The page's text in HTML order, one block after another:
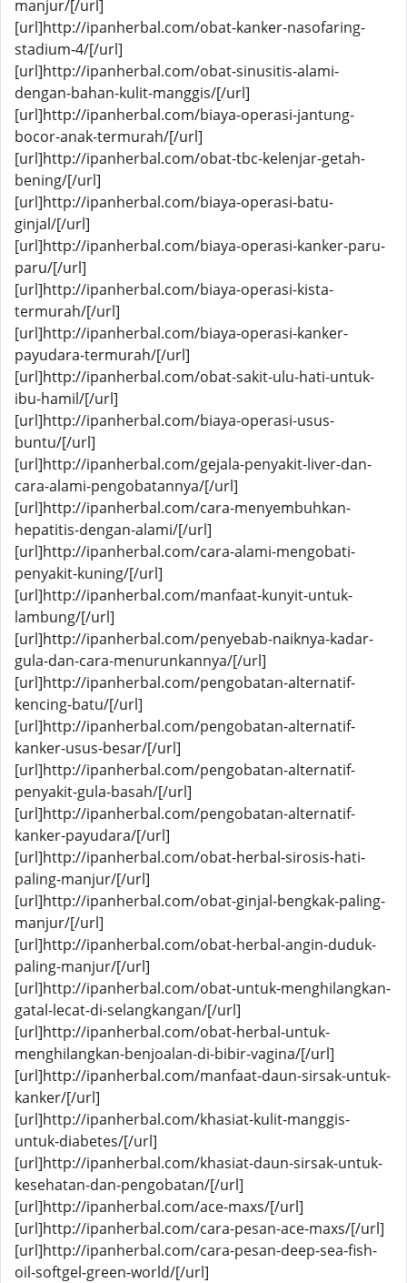
manjur/[/url]
[url]http://ipanherbal.com/obat-kanker-nasofaring-
stadium-4/[/url]
[url]http://ipanherbal.com/obat-sinusitis-alami-
dengan-bahan-kulit-manggis/[/url]
[url]http://ipanherbal.com/biaya-operasi-jantung-
bocor-anak-termurah/[/url]
[url]http://ipanherbal.com/obat-tbc-kelenjar-getah-
bening/[/url]
[url]http://ipanherbal.com/biaya-operasi-batu-
ginjal/[/url]
[url]http://ipanherbal.com/biaya-operasi-kanker-paru-
paru/[/url]
[url]http://ipanherbal.com/biaya-operasi-kista-
termurah/[/url]
[url]http://ipanherbal.com/biaya-operasi-kanker-
payudara-termurah/[/url]
[url]http://ipanherbal.com/obat-sakit-ulu-hati-untuk-
ibu-hamil/[/url]
[url]http://ipanherbal.com/biaya-operasi-usus-
buntu/[/url]
[url]http://ipanherbal.com/gejala-penyakit-liver-dan-
cara-alami-pengobatannya/[/url]
[url]http://ipanherbal.com/cara-menyembuhkan-
hepatitis-dengan-alami/[/url]
[url]http://ipanherbal.com/cara-alami-mengobati-
penyakit-kuning/[/url]
[url]http://ipanherbal.com/manfaat-kunyit-untuk-
lambung/[/url]
[url]http://ipanherbal.com/penyebab-naiknya-kadar-
gula-dan-cara-menurunkannya/[/url]
[url]http://ipanherbal.com/pengobatan-alternatif-
kencing-batu/[/url]
[url]http://ipanherbal.com/pengobatan-alternatif-
kanker-usus-besar/[/url]
[url]http://ipanherbal.com/pengobatan-alternatif-
penyakit-gula-basah/[/url]
[url]http://ipanherbal.com/pengobatan-alternatif-
kanker-payudara/[/url]
[url]http://ipanherbal.com/obat-herbal-sirosis-hati-
paling-manjur/[/url]
[url]http://ipanherbal.com/obat-ginjal-bengkak-paling-
manjur/[/url]
[url]http://ipanherbal.com/obat-herbal-angin-duduk-
paling-manjur/[/url]
[url]http://ipanherbal.com/obat-untuk-menghilangkan-
gatal-lecat-di-selangkangan/[/url]
[url]http://ipanherbal.com/obat-herbal-untuk-
menghilangkan-benjoalan-di-bibir-vagina/[/url]
[url]http://ipanherbal.com/manfaat-daun-sirsak-untuk-
kanker/[/url]
[url]http://ipanherbal.com/khasiat-kulit-manggis-
untuk-diabetes/[/url]
[url]http://ipanherbal.com/khasiat-daun-sirsak-untuk-
kesehatan-dan-pengobatan/[/url]
[url]http://ipanherbal.com/ace-maxs/[/url]
[url]http://ipanherbal.com/cara-pesan-ace-maxs/[/url]
[url]http://ipanherbal.com/cara-pesan-deep-sea-fish-
oil-softgel-green-world/[/url]